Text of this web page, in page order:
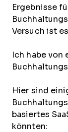
Ergebnisse
Versuch ist
Ich habe
Hier sind
basiertes
könnten: